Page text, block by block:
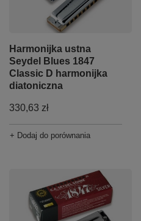
Harmonijka ustna
Seydel Blues 1847
Classic D harmonijka
diatoniczna
330,63 zł
+ Dodaj do porównania